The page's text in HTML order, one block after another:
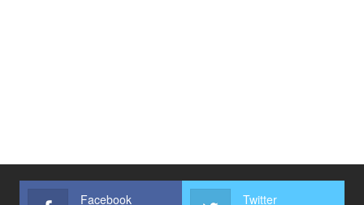
Facebook Twitter